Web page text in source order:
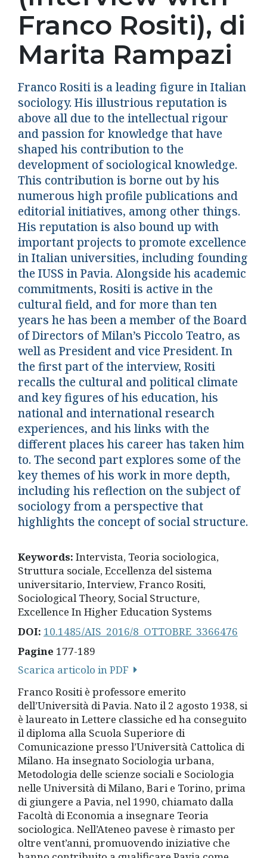
Franco Rositi), di
Marita Rampazi
Franco Rositi is a leading figure in Italian
sociology. His illustrious reputation is
above all due to the intellectual rigour
and passion for knowledge that have
shaped his contribution to the
development of sociological knowledge.
This contribution is borne out by his
numerous high profile publications and
editorial initiatives, among other things.
His reputation is also bound up with
important projects to promote excellence
in Italian universities, including founding
the IUSS in Pavia. Alongside his academic
commitments, Rositi is active in the
cultural field, and for more than ten
years he has been a member of the Board
of Directors of Milan’s Piccolo Teatro, as
well as President and vice President. In
the first part of the interview, Rositi
recalls the cultural and political climate
and key figures of his education, his
national and international research
experiences, and his links with the
different places his career has taken him
to. The second part explores some of the
key themes of his work in more depth,
including his reflection on the subject of
sociology from a perspective that
highlights the concept of social structure.
Keywords: Intervista, Teoria sociologica,
Struttura sociale, Eccellenza del sistema
universitario, Interview, Franco Rositi,
Sociological Theory, Social Structure,
Excellence In Higher Education Systems
DOI: 10.1485/AIS_2016/8_OTTOBRE_3366476
Pagine 177-189
Scarica articolo in PDF
Franco Rositi è professore emerito
dell’Università di Pavia. Nato il 2 agosto 1938, si
è laureato in Lettere classiche ed ha conseguito
il diploma alla Scuola Superiore di
Comunicazione presso l’Università Cattolica di
Milano. Ha insegnato Sociologia urbana,
Metodologia delle scienze sociali e Sociologia
nelle Università di Milano, Bari e Torino, prima
di giungere a Pavia, nel 1990, chiamato dalla
Facoltà di Economia a insegnare Teoria
sociologica. Nell’Ateneo pavese è rimasto per
oltre vent’anni, promuovendo iniziative che